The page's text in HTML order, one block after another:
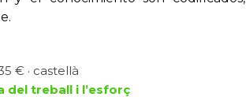
€ · castellà
del treball i l’esforç